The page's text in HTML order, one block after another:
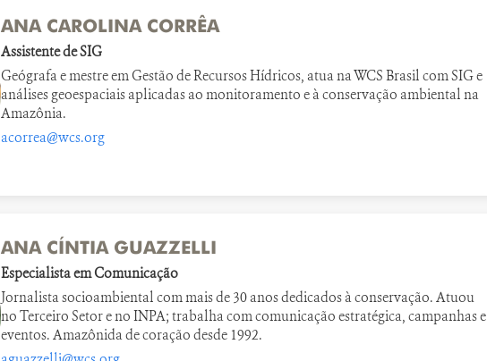
ANA CAROLINA CORRÊA
Assistente de SIG
Geógrafa e mestre em Gestão de Recursos Hídricos, atua na WCS Brasil com SIG e
análises geoespaciais aplicadas ao monitoramento e à conservação ambiental na
Amazônia.
acorrea@wcs.org
ANA CÍNTIA GUAZZELLI
Especialista em Comunicação
Jornalista socioambiental com mais de 30 anos dedicados à conservação. Atuou
no Terceiro Setor e no INPA; trabalha com comunicação estratégica, campanhas e
eventos. Amazônida de coração desde 1992.